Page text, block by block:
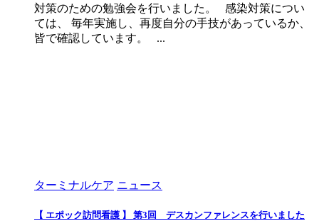
対策のための勉強会を行いました。 感染対策につい
ては、 毎年実施し、再度自分の手技があっているか、
皆で確認しています。 ...
ターミナルケア ニュース
【 エポック訪問看護 】 第3回 デスカンファレンスを行いました